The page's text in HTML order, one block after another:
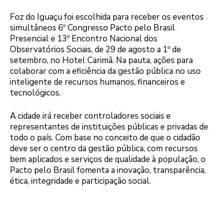
Foz do Iguaçu foi escolhida para receber os eventos
simultâneos 6º Congresso Pacto pelo Brasil
Presencial e 13º Encontro Nacional dos
Observatórios Sociais, de 29 de agosto a 1º de
setembro, no Hotel Carimã. Na pauta, ações para
colaborar com a eficiência da gestão pública no uso
inteligente de recursos humanos, financeiros e
tecnológicos.
A cidade irá receber controladores sociais e
representantes de instituições públicas e privadas de
todo o país. Com base no conceito de que o cidadão
deve ser o centro da gestão pública, com recursos
bem aplicados e serviços de qualidade à população, o
Pacto pelo Brasil fomenta a inovação, transparência,
ética, integridade e participação social.